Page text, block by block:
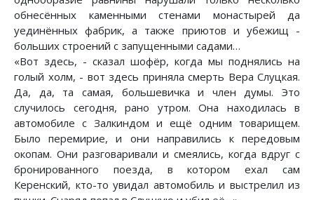
обнесённых каменными стенами монастырей да
уединённых фабрик, а также приютов и убежищ -
больших строений с запущенными садами…
«Вот здесь, - сказал шофёр, когда мы поднялись на
голый холм, - вот здесь приняла смерть Вера Слуцкая.
Да, да, та самая, большевичка и член думы. Это
случилось сегодня, рано утром. Она находилась в
автомобиле с Залкиндом и ещё одним товарищем.
Было перемирие, и они направились к передовым
окопам. Они разговаривали и смеялись, когда вдруг с
бронированного поезда, в котором ехал сам
Керенский, кто-то увидал автомобиль и выстрелил из